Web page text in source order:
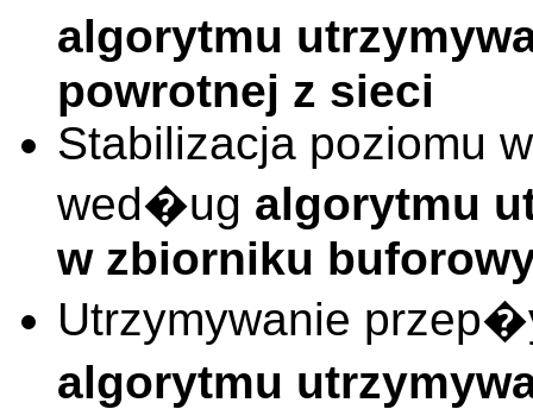
algorytmu
powrotnej z sieci
Stabilizacja poziomu
wed�ug algorytmu
w zbiorniku
Utrzymywanie
algorytmu